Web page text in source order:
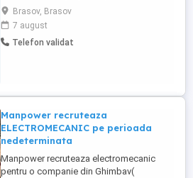
calificat si cu experienta in domeniul
constructiilor si anume: instalatori sanitari
si HVAC, electricieni. Relatii la tel:
Brasov, Brasov
7 august
Telefon validat
Manpower recruteaza
ELECTROMECANIC pe perioada
nedeterminata
Manpower recruteaza electromecanic
pentru o companie din Ghimbav(